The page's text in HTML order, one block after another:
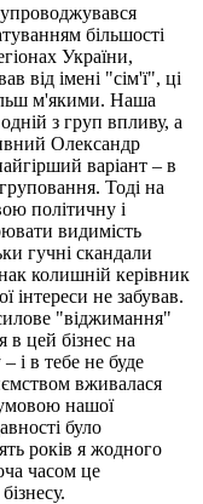
більшості
України,
від імені "сім'ї", ці
м'якими. Наша
з груп впливу, а
Олександр
варіант – в
Тоді на
політичну і
видимість
гучні скандали
колишній керівник
інтереси не забував.
"віджимання"
цей бізнес на
і в тебе не буде
вживалася
нашої
було
років я жодного
часом це